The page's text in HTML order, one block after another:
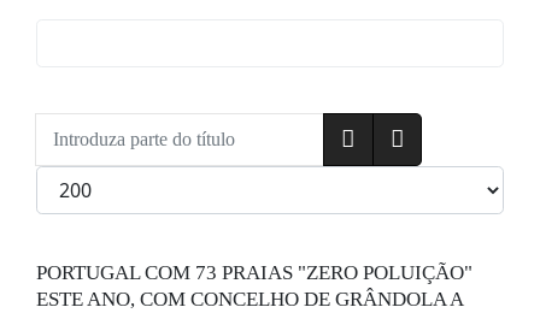
Introduza parte do título
Qtd. a exibir
PORTUGAL COM 73 PRAIAS "ZERO POLUIÇÃO"
ESTE ANO, COM CONCELHO DE GRÂNDOLA A